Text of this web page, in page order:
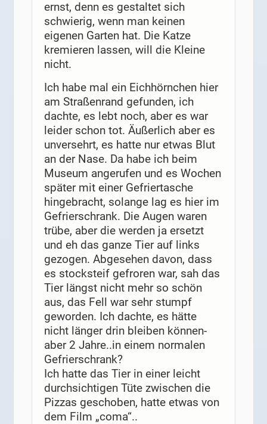
ernst, denn es gestaltet sich
schwierig, wenn man keinen
eigenen Garten hat. Die Katze
kremieren lassen, will die Kleine
nicht.
Ich habe mal ein Eichhörnchen hier
am Straßenrand gefunden, ich
dachte, es lebt noch, aber es war
leider schon tot. Äußerlich aber es
unversehrt, es hatte nur etwas Blut
an der Nase. Da habe ich beim
Museum angerufen und es Wochen
später mit einer Gefriertasche
hingebracht, solange lag es hier im
Gefrierschrank. Die Augen waren
trübe, aber die werden ja ersetzt
und eh das ganze Tier auf links
gezogen. Abgesehen davon, dass
es stocksteif gefroren war, sah das
Tier längst nicht mehr so schön
aus, das Fell war sehr stumpf
geworden. Ich dachte, es hätte
nicht länger drin bleiben können-
aber 2 Jahre..in einem normalen
Gefrierschrank?
Ich hatte das Tier in einer leicht
durchsichtigen Tüte zwischen die
Pizzas geschoben, hatte etwas von
dem Film „coma“..